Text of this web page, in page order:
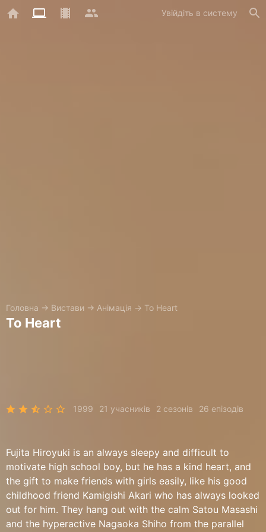
Увійдіть в систему
Головна → Вистави → Анімація → To Heart
To Heart
1999 21 учасників 2 сезонів 26 епізодів
Fujita Hiroyuki is an always sleepy and difficult to
motivate high school boy, but he has a kind heart, and
the gift to make friends with girls easily, like his good
childhood friend Kamigishi Akari who has always looked
out for him. They hang out with the calm Satou Masashi
and the hyperactive Nagaoka Shiho from the parallel